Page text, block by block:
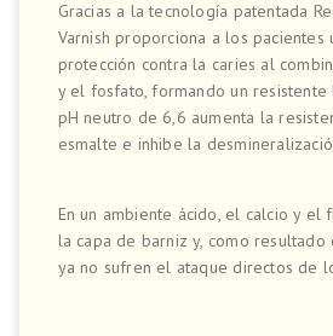
Gracias a la tecnología patentada
Varnish proporciona a los pacientes
protección contra la caries al
y el fosfato, formando un resistente
pH neutro de 6,6 aumenta la
esmalte e inhibe la
En un ambiente ácido, el calcio y el
la capa de barniz y, como
ya no sufren el ataque directos de